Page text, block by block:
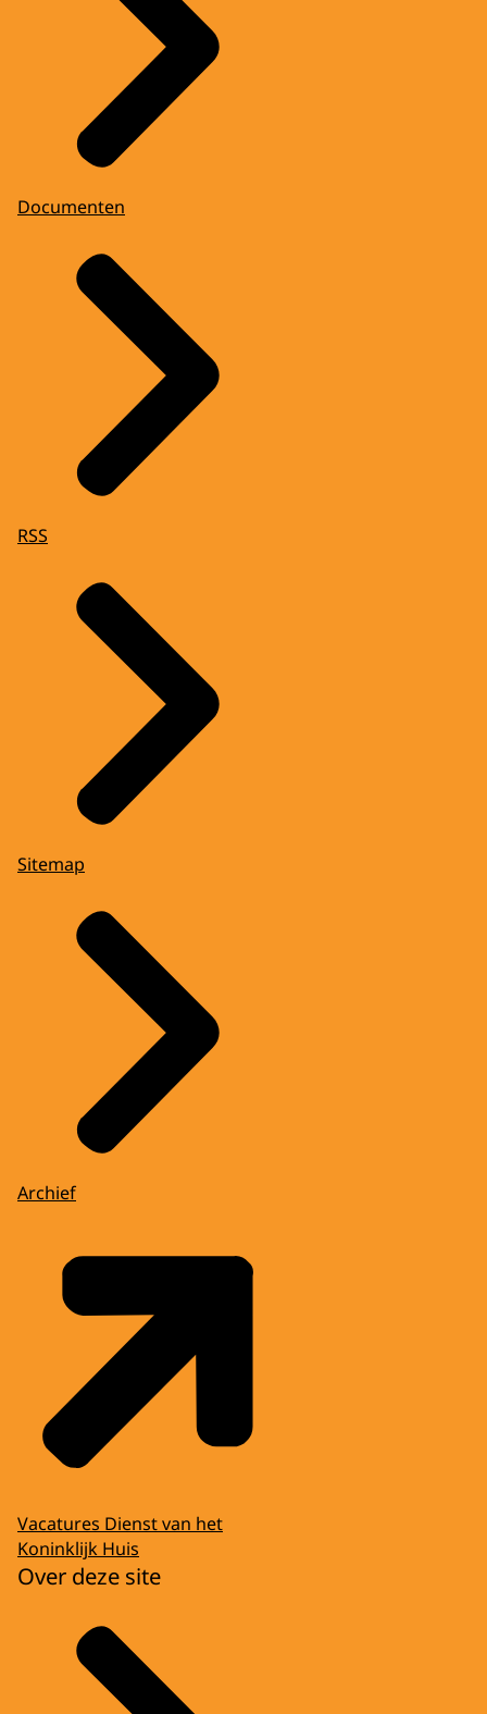
Documenten
RSS
Sitemap
Archief
Vacatures Dienst van het
Koninklijk Huis
Over deze site